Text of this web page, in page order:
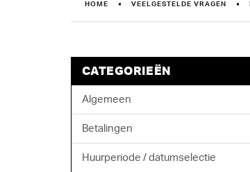
HOME VEELGESTELDE VRAGEN
CATEGORIEËN
Algemeen
Betalingen
Huurperiode / datumselectie